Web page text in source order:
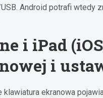
Android potrafi wtedy
i iPad
i
klawiatura ekranowa